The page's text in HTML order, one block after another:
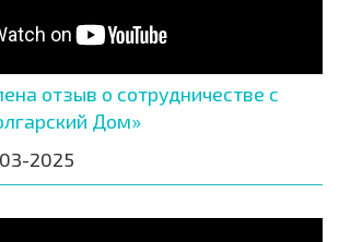
отзыв о сотрудничестве с
Дом»
2025